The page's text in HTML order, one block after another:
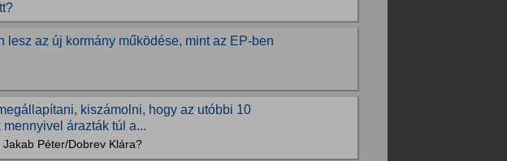
lesz az új kormány működése, mint az EP-ben
kiszámolni, hogy az utóbbi 10
árazták túl a...
Péter/Dobrev Klára?